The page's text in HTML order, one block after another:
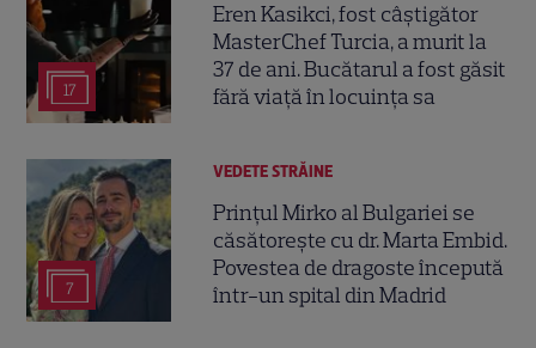
17
Eren Kasikci, fost câștigător
MasterChef Turcia, a murit la
37 de ani. Bucătarul a fost găsit
fără viață în locuința sa
7
VEDETE STRĂINE
Prințul Mirko al Bulgariei se
căsătorește cu dr. Marta Embid.
Povestea de dragoste începută
într-un spital din Madrid